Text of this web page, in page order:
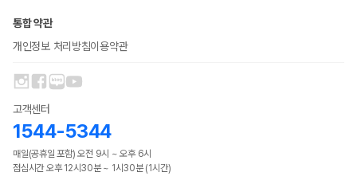
통합 약관
개인정보 처리방침이용약관
고객센터
1544-5344
매일(공휴일 포함) 오전 9시 ~ 오후 6시
점심시간 오후 12시30분 ~ 1시30분 (1시간)